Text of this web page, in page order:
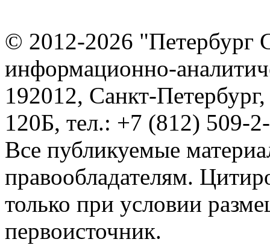
© 2012-2026 "Петербург
информационно-
192012, Санкт-
120Б, тел.: +7 (812) 509-
Все публикуемые
правообладателям.
только при условии
первоисточник.